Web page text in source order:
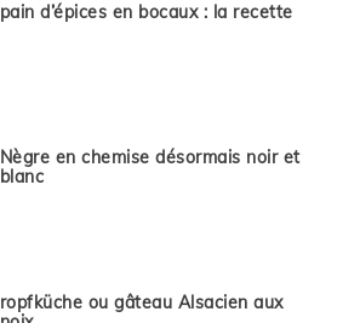
pain d’épices en bocaux : la recette
Nègre en chemise désormais noir et
blanc
ropfküche ou gâteau Alsacien aux